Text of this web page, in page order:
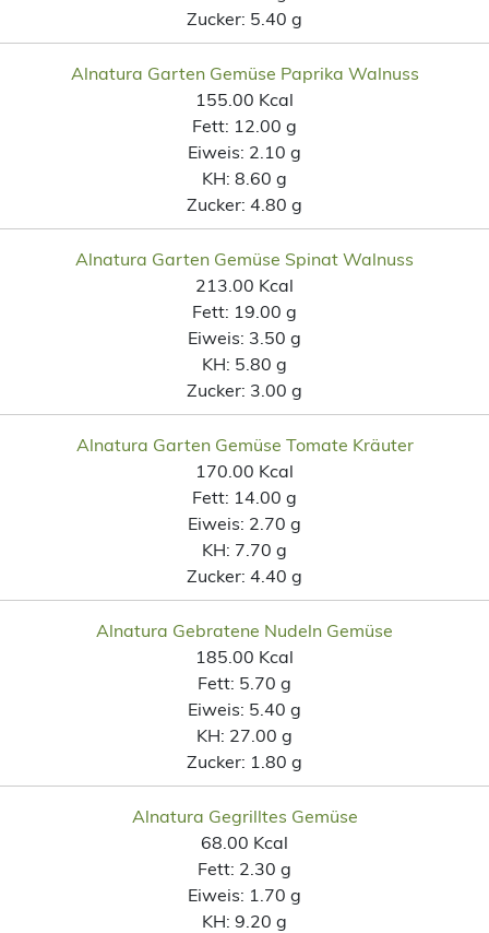
Zucker: 5.40 g
Alnatura Garten Gemüse Paprika Walnuss
155.00 Kcal
Fett: 12.00 g
Eiweis: 2.10 g
KH: 8.60 g
Zucker: 4.80 g
Alnatura Garten Gemüse Spinat Walnuss
213.00 Kcal
Fett: 19.00 g
Eiweis: 3.50 g
KH: 5.80 g
Zucker: 3.00 g
Alnatura Garten Gemüse Tomate Kräuter
170.00 Kcal
Fett: 14.00 g
Eiweis: 2.70 g
KH: 7.70 g
Zucker: 4.40 g
Alnatura Gebratene Nudeln Gemüse
185.00 Kcal
Fett: 5.70 g
Eiweis: 5.40 g
KH: 27.00 g
Zucker: 1.80 g
Alnatura Gegrilltes Gemüse
68.00 Kcal
Fett: 2.30 g
Eiweis: 1.70 g
KH: 9.20 g